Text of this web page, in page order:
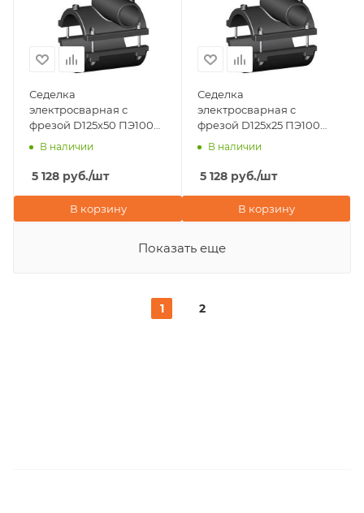
Седелка
электросварная с
фрезой D125х50 ПЭ100
SDR 11 Eurostandard
В наличии
5 128 руб./шт
В корзину
Седелка
электросварная с
фрезой D125х25 ПЭ100
SDR 11 Eurostandard
В наличии
5 128 руб./шт
В корзину
Показать еще
1 2